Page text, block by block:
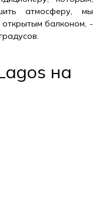
атмосферу, мы
открытым балконом, -
на